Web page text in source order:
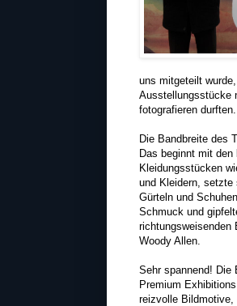
uns mitgeteilt
Ausstellungsstücke
fotografieren durften.
Die Bandbreite des
Das beginnt mit
Kleidungsstücken
und Kleidern, setzte
Gürteln und
Schmuck und
richtungsweisenden
Woody Allen.
Sehr spannend! Die
Premium
reizvolle